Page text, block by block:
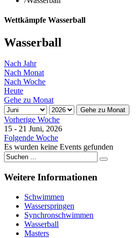
Wettkämpfe Wasserball
Wasserball
Nach Jahr
Nach Monat
Nach Woche
Heute
Gehe zu Monat
Gehe zu Monat
Vorherige Woche
15 - 21 Juni, 2026
Folgende Woche
Es wurden keine Events gefunden
Weitere Informationen
Schwimmen
Wasserspringen
Synchronschwimmen
Wasserball
Masters